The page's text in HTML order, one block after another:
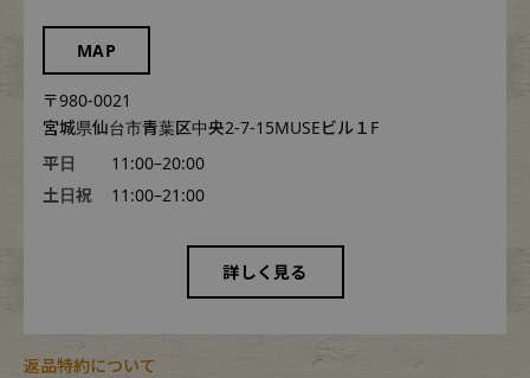
MAP
〒980-0021
宮城県仙台市青葉区中央2-7-15MUSEビル１F
平日
11:00–20:00
土日祝
11:00–21:00
詳しく見る
返品特約について